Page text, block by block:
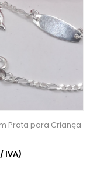
Prata para Criança
IVA)